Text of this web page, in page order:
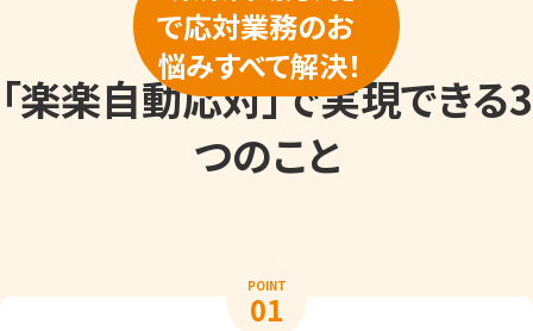
「楽楽自動応対」で実現できる3
つのこと
で応対業務のお
悩みすべて解決！
POINT
01